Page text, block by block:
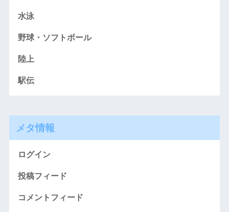
水泳
野球・ソフトボール
陸上
駅伝
メタ情報
ログイン
投稿フィード
コメントフィード